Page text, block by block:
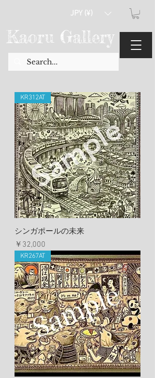
Kaoru Gallery
JPY (¥)
KR312AT
シンガポールの未来
価格
￥32,000
KR267AT